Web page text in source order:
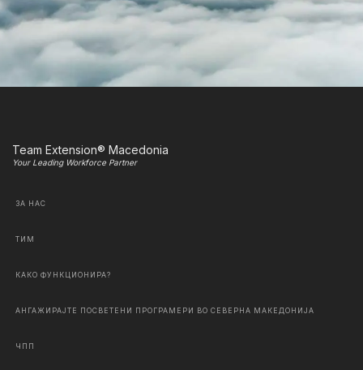
Team Extension® Macedonia
Your Leading Workforce Partner
ЗА НАС
ТИМ
КАКО ФУНКЦИОНИРА?
АНГАЖИРАЈТЕ ПОСВЕТЕНИ ПРОГРАМЕРИ ВО СЕВЕРНА МАКЕДОНИЈА
ЧПП